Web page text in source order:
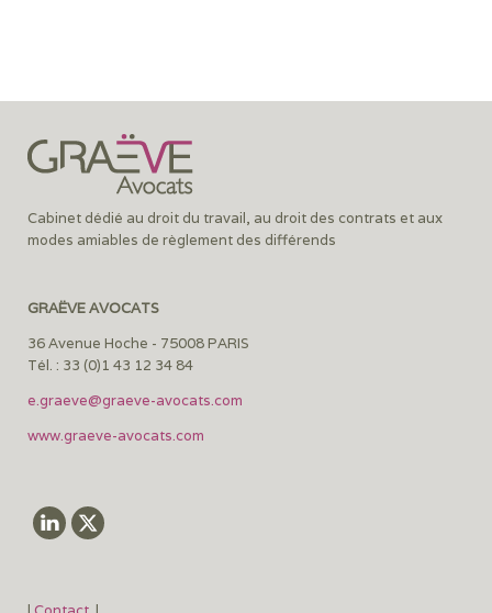
Cabinet dédié au droit du travail, au droit des contrats et aux
modes amiables de règlement des différends
GRAËVE AVOCATS
36 Avenue Hoche - 75008 PARIS
Tél. : 33 (0)1 43 12 34 84
e.graeve@graeve-avocats.com
www.graeve-avocats.com